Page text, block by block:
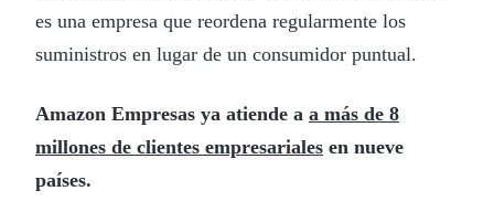
es una empresa que reordena regularmente los
suministros en lugar de un consumidor puntual.
Amazon Empresas ya atiende a a más de 8
millones de clientes empresariales en nueve
países.